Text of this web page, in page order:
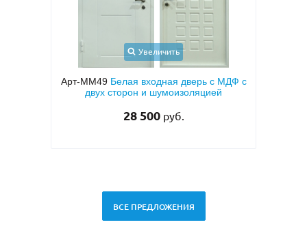
с МДФ с
Увеличить
Арт-ММ1573Входная дверь с
металлофиленкой, бугельной ручкой и
RAL 7021
45 000
ВСЕ ПРЕДЛОЖЕНИЯ